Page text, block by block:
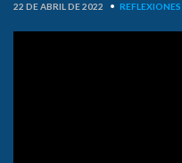
22 DE ABRIL DE 2022 • REFLEXIONES